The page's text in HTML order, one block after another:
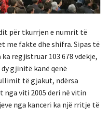
për tkurrjen e numrit të
me fakte dhe shifra. Sipas të
regjistruar 103 678 vdekje,
gjinitë kanë qenë
të gjakut, ndërsa
viti 2005 deri në vitin
nga kanceri ka një rritje të